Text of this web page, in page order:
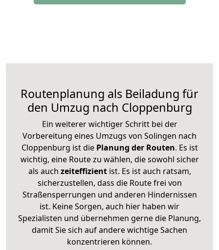
Routenplanung als Beiladung für
den Umzug nach Cloppenburg
Ein weiterer wichtiger Schritt bei der
Vorbereitung eines Umzugs von Solingen nach
Cloppenburg ist diePlanung der Routen. Es ist
wichtig, eine Route zu wählen, die sowohl sicher
als auch zeiteffizientist. Es ist auch ratsam,
sicherzustellen, dass die Route frei von
Straßensperrungen und anderen Hindernissen
ist. Keine Sorgen, auch hier haben wir
Spezialisten und übernehmen gerne die Planung,
damit Sie sich auf andere wichtige Sachen
konzentrieren können.